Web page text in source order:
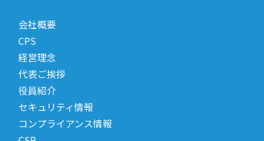
会社概要
CPS
経営理念
代表ご挨拶
役員紹介
セキュリティ情報
コンプライアンス情報